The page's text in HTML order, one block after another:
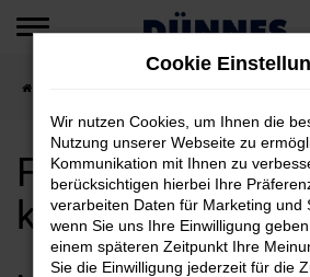
Zum
springen
Ford Fiesta für
kaufen
Cookie
Wir nutzen Cookies, um Ihnen die
Nutzung unserer Webseite zu
Kommunikation mit Ihnen zu
berücksichtigen hierbei Ihre
verarbeiten Daten für Marketing und
wenn Sie uns Ihre Einwilligung
einem späteren Zeitpunkt Ihre
Sie die Einwilligung jederzeit für die